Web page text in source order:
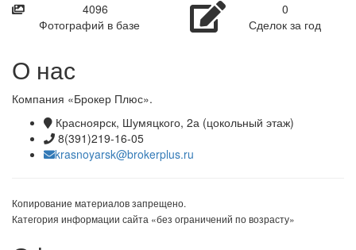
6774
Фотографий в базе
0
Сделок за год
О нас
Компания «Брокер Плюс».
Красноярск, Шумяцкого, 2а (цокольный этаж)
8(391)219-16-05
krasnoyarsk@brokerplus.ru
Копирование материалов запрещено.
Категория информации сайта «без ограничений по возрасту»